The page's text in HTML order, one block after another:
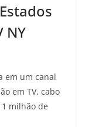
NY
em um canal
em TV, cabo
milhão de